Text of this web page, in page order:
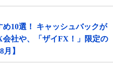
10選！ キャッシュバックが
社や、「ザイFX！」限定の
】